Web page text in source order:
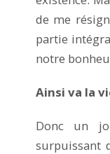
de me
partie
notre
Ainsi va la
Donc un
surpuissant